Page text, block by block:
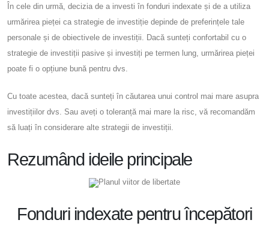
În cele din urmă, decizia de a investi în fonduri indexate și de a utiliza
urmărirea pieței ca strategie de investiție depinde de preferințele tale
personale și de obiectivele de investiții. Dacă sunteți confortabil cu o
strategie de investiții pasive și investiți pe termen lung, urmărirea pieței
poate fi o opțiune bună pentru dvs.
Cu toate acestea, dacă sunteți în căutarea unui control mai mare asupra
investițiilor dvs. Sau aveți o toleranță mai mare la risc, vă recomandăm
să luați în considerare alte strategii de investiții.
Rezumând ideile principale
Planul viitor de libertate
Fonduri indexate pentru începători